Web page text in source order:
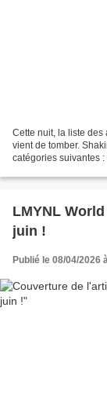
Cette nuit, la liste
vient de tomber.
catégories suivantes
LMYNL
juin !
Publié le 08/04/2026